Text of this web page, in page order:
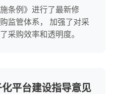
条例》进行了最新修
监管体系， 加强了对采
采购效率和透明度。
平台建设指导意见